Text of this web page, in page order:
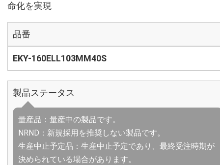
命化を実現
品番
EKY-160ELL103MM40S
製品ステータス
量産品：量産中の製品です。
NRND：新規採用を推奨しない製品です。
生産中止予定品：生産中止予定であり、最終受注時期が
決められている場合があります。